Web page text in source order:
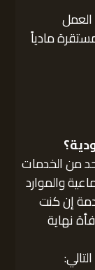
مادياً
من الخدمات
والموارد
إن كنت
نهاية